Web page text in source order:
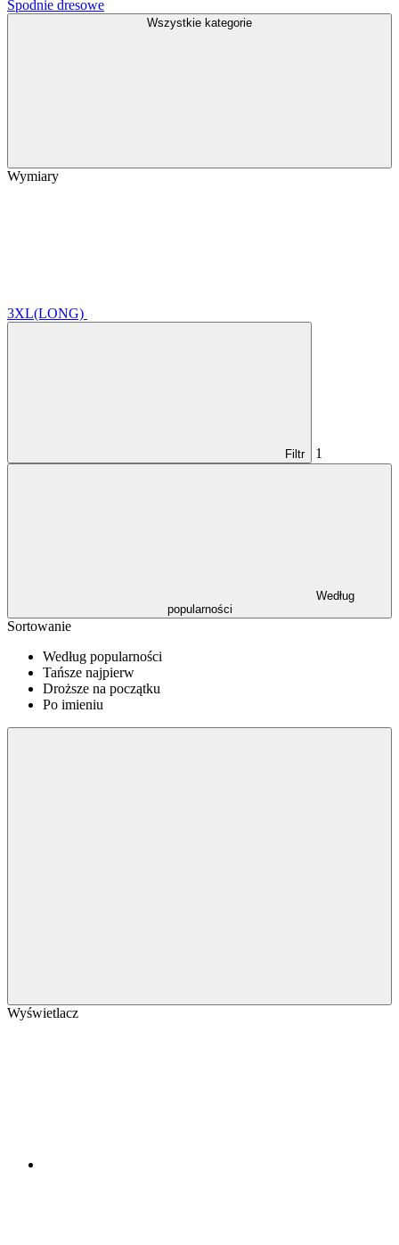
Spodnie dresowe
Wszystkie kategorie
Wymiary
3XL(LONG)
Filtr 1
Według
popularności
Sortowanie
Według popularności
Tańsze najpierw
Droższe na początku
Po imieniu
Wyświetlacz